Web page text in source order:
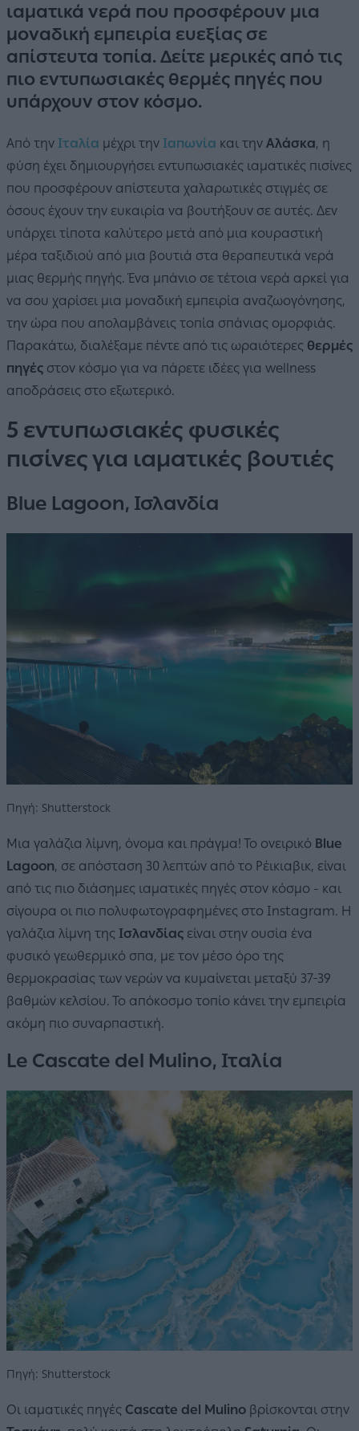
ιαματικά νερά που προσφέρουν μια
μοναδική εμπειρία ευεξίας σε
απίστευτα τοπία. Δείτε μερικές από τις
πιο εντυπωσιακές θερμές πηγές που
υπάρχουν στον κόσμο.
Από την Ιταλία μέχρι την Ιαπωνία και την Αλάσκα, η
φύση έχει δημιουργήσει εντυπωσιακές ιαματικές πισίνες
που προσφέρουν απίστευτα χαλαρωτικές στιγμές σε
όσους έχουν την ευκαιρία να βουτήξουν σε αυτές. Δεν
υπάρχει τίποτα καλύτερο μετά από μια κουραστική
μέρα ταξιδιού από μια βουτιά στα θεραπευτικά νερά
μιας θερμής πηγής. Ένα μπάνιο σε τέτοια νερά αρκεί για
να σου χαρίσει μια μοναδική εμπειρία αναζωογόνησης,
την ώρα που απολαμβάνεις τοπία σπάνιας ομορφιάς.
Παρακάτω, διαλέξαμε πέντε από τις ωραιότερες θερμές
πηγές στον κόσμο για να πάρετε ιδέες για wellness
αποδράσεις στο εξωτερικό.
5 εντυπωσιακές φυσικές
πισίνες για ιαματικές βουτιές
Blue Lagoon, Ισλανδία
Πηγή: Shutterstock
Μια γαλάζια λίμνη, όνομα και πράγμα! Το ονειρικό Blue
Lagoon, σε απόσταση 30 λεπτών από το Ρέικιαβικ, είναι
από τις πιο διάσημες ιαματικές πηγές στον κόσμο - και
σίγουρα οι πιο πολυφωτογραφημένες στο Instagram. Η
γαλάζια λίμνη της Ισλανδίας είναι στην ουσία ένα
φυσικό γεωθερμικό σπα, με τον μέσο όρο της
θερμοκρασίας των νερών να κυμαίνεται μεταξύ 37-39
βαθμών κελσίου. Το απόκοσμο τοπίο κάνει την εμπειρία
ακόμη πιο συναρπαστική.
Le Cascate del Mulino, Ιταλία
Πηγή: Shutterstock
Οι ιαματικές πηγές Cascate del Mulino βρίσκονται στην